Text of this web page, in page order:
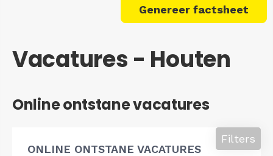
Genereer factsheet
Vacatures - Houten
Online ontstane vacatures
ONLINE ONTSTANE VACATURES
Filters